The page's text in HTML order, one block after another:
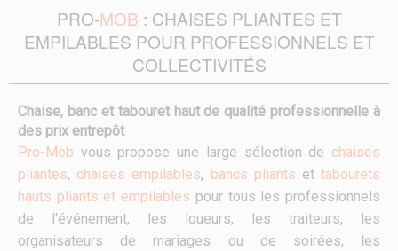
PRO-MOB : CHAISES PLIANTES ET
EMPILABLES POUR PROFESSIONNELS ET
COLLECTIVITÉS
Chaise, banc et tabouret haut de qualité professionnelle à
des prix entrepôt
Pro-Mob vous propose une large sélection de chaises
pliantes, chaises empilables, bancs pliants ettabourets
hauts pliants et empilables pour tous les professionnels
de l'événement, les loueurs, les traiteurs, les
organisateurs de mariages ou de soirées, les